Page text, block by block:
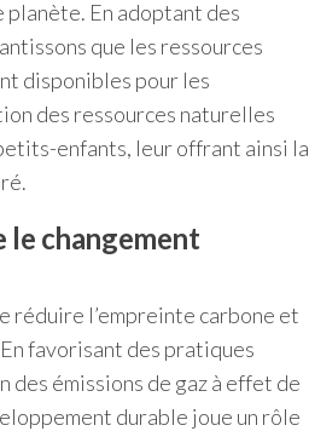
En adoptant des
que les ressources
disponibles pour les
des ressources naturelles
enfants, leur offrant ainsi la
le changement
réduire l’empreinte carbone et
favorisant des pratiques
émissions de gaz à effet de
durable joue un rôle